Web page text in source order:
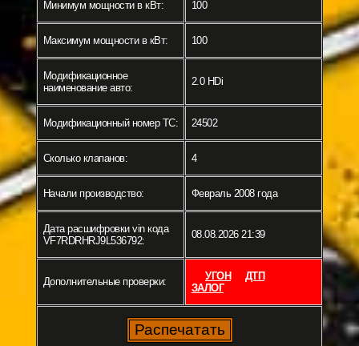
Минимум мощности в кВт: 100
Максимум мощности в кВт: 100
Модификационное
наименование авто:
2.0 HDi
Модификационный номер ТС: 24502
Сколько клапанов: 4
Начали производство: Февраль 2008 года
Дата расшифровки vin кода
VF7RDRHRJ9L536792:
08.08.2026 21:39
Дополнительные проверки: УГОН
ДТП
ЗАЛОГ